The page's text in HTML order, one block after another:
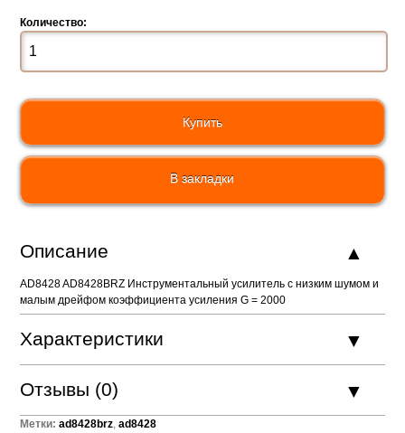
Количество:
В закладки
Описание
AD8428 AD8428BRZ Инструментальный усилитель c низким шумом и
малым дрейфом коэффициента усиления G = 2000
Характеристики
Отзывы (0)
Метки: ad8428brz ,ad8428